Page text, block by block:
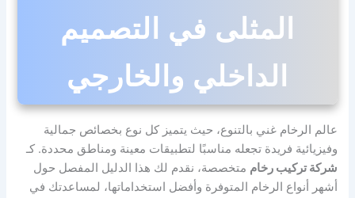
المثلى في التصميم
الداخلي والخارجي
عالم الرخام غني بالتنوع، حيث يتميز كل نوع بخصائص جمالية
وفيزيائية فريدة تجعله مناسبًا لتطبيقات معينة ومناطق محددة. كـ
شركة تركيب رخام متخصصة، نقدم لك هذا الدليل المفصل حول
أشهر أنواع الرخام المتوفرة وأفضل استخداماتها، لمساعدتك في